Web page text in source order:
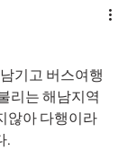
기고 버스여행
리는 해남지역
않아 다행이라
.